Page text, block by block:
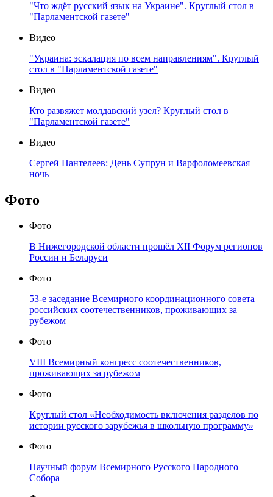
"Что ждёт русский язык на Украине". Круглый стол в
"Парламентской газете"
Видео
"Украина: эскалация по всем направлениям". Круглый
стол в "Парламентской газете"
Видео
Кто развяжет молдавский узел? Круглый стол в
"Парламентской газете"
Видео
Сергей Пантелеев: День Супрун и Варфоломеевская
ночь
Фото
Фото
В Нижегородской области прошёл XII Форум регионов
России и Беларуси
Фото
53-е заседание Всемирного координационного совета
российских соотечественников, проживающих за
рубежом
Фото
VIII Всемирный конгресс соотечественников,
проживающих за рубежом
Фото
Круглый стол «Необходимость включения разделов по
истории русского зарубежья в школьную программу»
Фото
Научный форум Всемирного Русского Народного
Собора